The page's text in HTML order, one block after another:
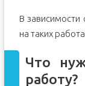
В зависимости
на таких
Что
работу?